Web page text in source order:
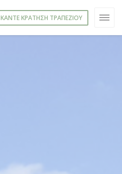
ΚΆΝΤΕ ΚΡΆΤΗΣΗ ΤΡΑΠΕΖΙΟΎ